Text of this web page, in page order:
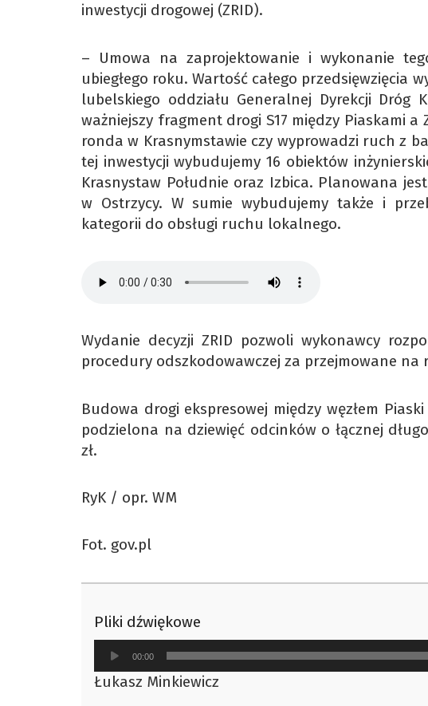
inwestycji drogowej (ZRID).
– Umowa na zaprojektowanie i wykonanie
ubiegłego roku. Wartość całego przedsięwzięcia
lubelskiego oddziału Generalnej Dyrekcji
ważniejszy fragment drogi S17 między Piaskami
ronda w Krasnymstawie czy wyprowadzi ruch z
tej inwestycji wybudujemy 16 obiektów
Krasnystaw Południe oraz Izbica. Planowana
w Ostrzycy. W sumie wybudujemy także i
kategorii do obsługi ruchu lokalnego.
Wydanie decyzji ZRID pozwoli wykonawcy
procedury odszkodowawczej za przejmowane
Budowa drogi ekspresowej między węzłem
podzielona na dziewięć odcinków o łącznej
zł.
RyK / opr. WM
Fot. gov.pl
Pliki dźwiękowe
Odtwarzacz
plików
dźwiękowych
00:00
Łukasz Minkiewicz